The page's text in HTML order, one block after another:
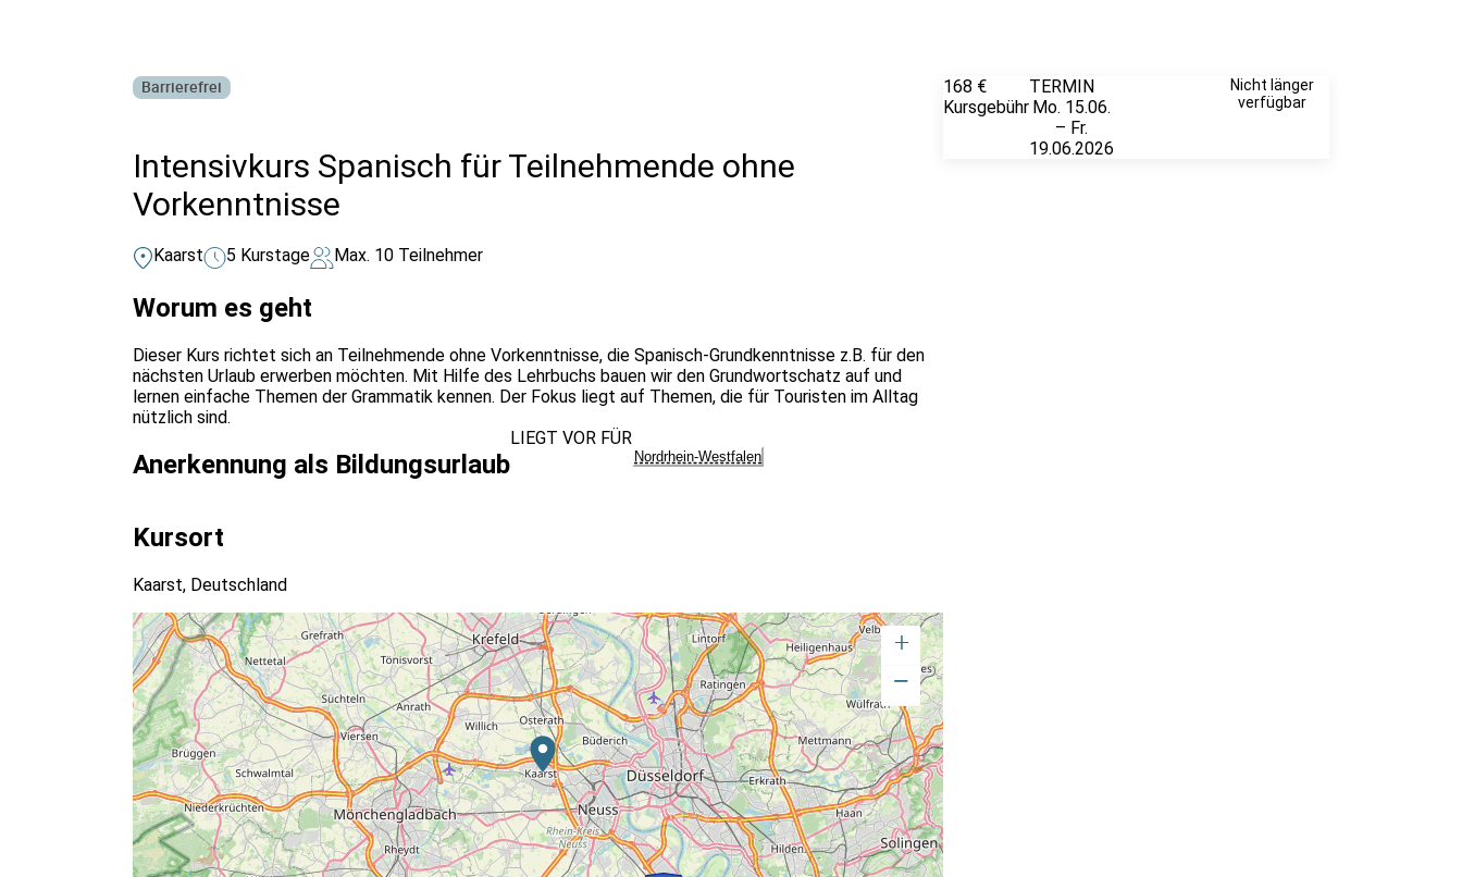
Barrierefrei
Intensivkurs Spanisch für Teilnehmende ohne
Vorkenntnisse
Kaarst 5 Kurstage Max. 10 Teilnehmer
Worum es geht
Dieser Kurs richtet sich an Teilnehmende ohne Vorkenntnisse, die Spanisch-Grundkenntnisse z.B. für den
nächsten Urlaub erwerben möchten. Mit Hilfe des Lehrbuchs bauen wir den Grundwortschatz auf und
lernen einfache Themen der Grammatik kennen. Der Fokus liegt auf Themen, die für Touristen im Alltag
nützlich sind.
Anerkennung als Bildungsurlaub
LIEGT VOR FÜR
Nordrhein-Westfalen
Kursort
Kaarst, Deutschland
+
−
168 €
Kursgebühr
TERMIN
Mo. 15.06.
– Fr.
19.06.2026
Nicht länger
verfügbar